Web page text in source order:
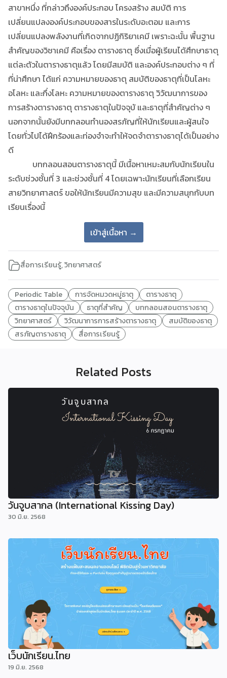
สาขาหนึ่ง ที่กล่าวถึงองค์ประกอบ โครงสร้าง สมบัติ การ
เปลี่ยนแปลงองค์ประกอบของสารในระดับอะตอม และการ
เปลี่ยนแปลงพลังงานที่เกิดจากปฏิกิริยาเคมี เพราะฉะนั้น พื้นฐาน
สำคัญของวิชาเคมี คือเรื่อง ตารางธาตุ ซึ่งเมื่อผู้เรียนได้ศึกษาธาตุ
แต่ละตัวในตารางธาตุแล้ว โดยมีสมบัติ และองค์ประกอบต่าง ๆ ที่
ที่น่าศึกษา ได้แก่ ความหมายของธาตุ สมบัติของธาตุที่เป็นโลหะ
อโลหะ และกึ่งโลหะ ความหมายของตารางธาตุ วิวัฒนาการของ
การสร้างตารางธาตุ ตารางธาตุในปัจจุบั และธาตุที่สำคัญต่าง ๆ
นอกจากนั้นยังมีบทกลอนทำนองสรภัญที่ให้นักเรียนและผู้สนใจ
โดยทั่วไปได้ฝึกร้องและท่องจำจะทำให้จดจำตารางธาตุได้เป็นอย่าง
ดี
บทกลอนสอนตารางธาตุนี้ มีเนื้อหาเหมะสมกับนักเรียนใน
ระดับช่วงชั้นที่ 3 และช่วงชั้นที่ 4 โดยเฉพาะนักเรียนที่เลือกเรียน
สายวิทยาศาสตร์ ขอให้นักเรียนมีความสุข และมีความสนุกกับบท
เรียนเรื่องนี้
เข้าสู่เนื้อหา →
สื่อการเรียนรู้,วิทยาศาสตร์
Periodic Table การจัดหมวดหมู่ธาตุ
ตารางธาตุ
ตารางธาตุในปัจจุบัน
ธาตุที่สำคัญ
บทกลอนสอนตารางธาตุ
วิทยาศาสตร์
วิวัฒนาการการสร้างตารางธาตุ
สมบัติของธาตุ
สรภัญตารางธาตุ
สื่อการเรียนรู้
Related Posts
วันจูบสากล (International Kissing Day)
30 มิ.ย. 2568
เว็บนักเรียน.ไทย
19 มิ.ย. 2568